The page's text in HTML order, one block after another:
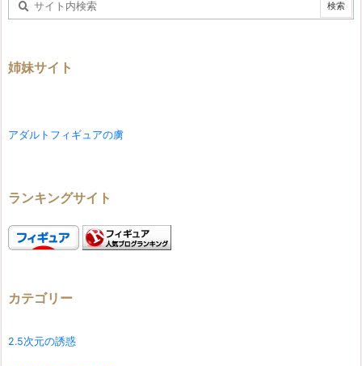
姉妹サイト
アダルトフィギュアの虜
ランキングサイト
カテゴリー
2.5次元の誘惑